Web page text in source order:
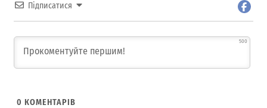
Підписатися
500
0 КОМЕНТАРІВ